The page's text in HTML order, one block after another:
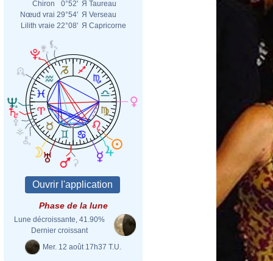
Chiron
0°52' Я Taureau
Nœud vrai 29°54' Я Verseau
Lilith vraie 22°08' Я Capricorne
Phase de la lune
Lune décroissante, 41.90%
Dernier croissant
Mer. 12 août 17h37 T.U.